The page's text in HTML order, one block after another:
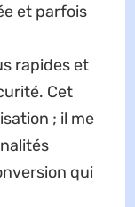
et parfois
rapides et
Cet
; il me
qui